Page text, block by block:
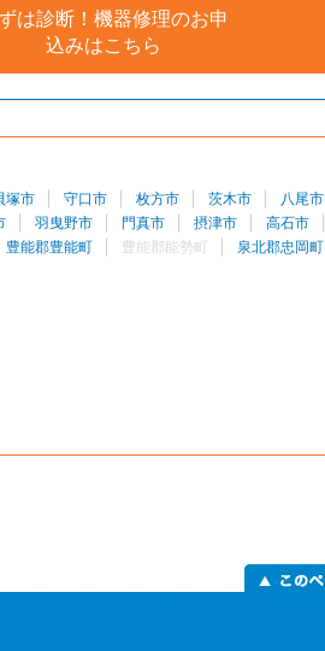
は診断！機器修理のお申
込みはこちら
塚市 守口市 枚方市 茨木市 八尾市
羽曳野市 門真市 摂津市 高石市
豊能郡豊能町 豊能郡能勢町
泉北郡忠岡町